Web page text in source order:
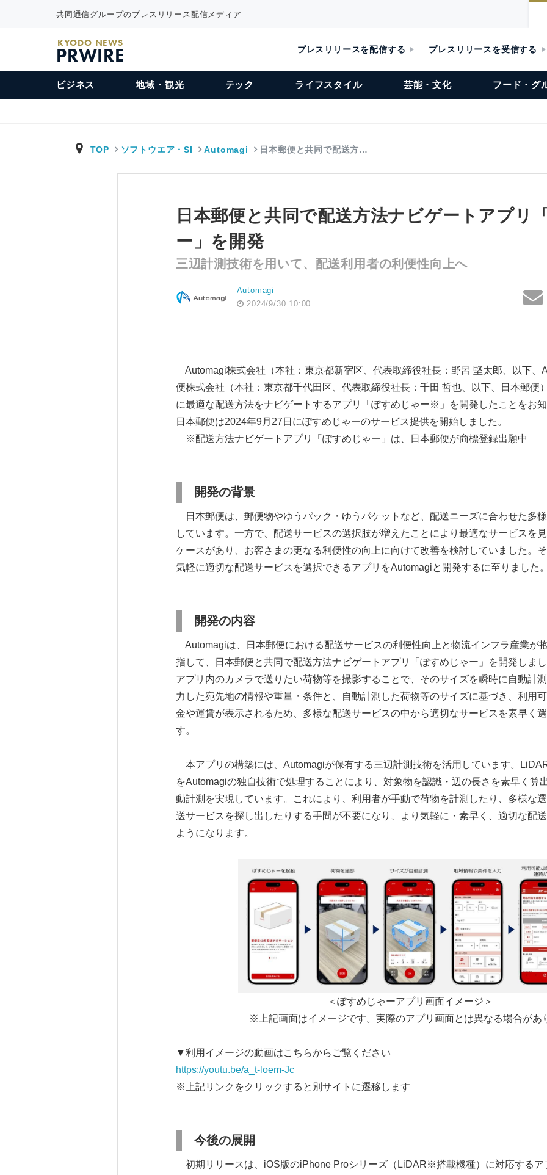
共同通信グループのプレスリリース配信メディア
KYODO NEWS
PRWIRE プレスリリースを配信する プレスリリースを受信する
ビジネス 地域・観光 テック ライフスタイル 芸能・文化 フード・グ
TOP ソフトウエア・SI Automagi 日本郵便と共同で配送方…
日本郵便と共同で配送方法ナビゲートアプリ
ー」を開発
三辺計測技術を用いて、配送利用者の利便性向上へ
Automagi
2024/9/30 10:00
Automagi株式会社（本社：東京都新宿区、代表取締役社長：野呂 堅太郎、以下、
便株式会社（本社：東京都千代田区、代表取締役社長：千田 哲也、以下、日本郵便
に最適な配送方法をナビゲートするアプリ「ぽすめじゃー※」を開発したことをお
日本郵便は2024年9月27日にぽすめじゃーのサービス提供を開始しました。
※配送方法ナビゲートアプリ「ぽすめじゃー」は、日本郵便が商標登録出願中
開発の背景
日本郵便は、郵便物やゆうパック・ゆうパケットなど、配送ニーズに合わせた多
しています。一方で、配送サービスの選択肢が増えたことにより最適なサービスを
ケースがあり、お客さまの更なる利便性の向上に向けて改善を検討していました。
気軽に適切な配送サービスを選択できるアプリをAutomagiと開発するに至りました
開発の内容
Automagiは、日本郵便における配送サービスの利便性向上と物流インフラ産業が
指して、日本郵便と共同で配送方法ナビゲートアプリ「ぽすめじゃー」を開発しま
アプリ内のカメラで送りたい荷物等を撮影することで、そのサイズを瞬時に自動計
力した宛先地の情報や重量・条件と、自動計測した荷物等のサイズに基づき、利用
金や運賃が表示されるため、多様な配送サービスの中から適切なサービスを素早く
す。
本アプリの構築には、Automagiが保有する三辺計測技術を活用しています。
をAutomagiの独自技術で処理することにより、対象物を認識・辺の長さを素早く算
動計測を実現しています。これにより、利用者が手動で荷物を計測したり、多様な
送サービスを探し出したりする手間が不要になり、より気軽に・素早く、適切な配
ようになります。
＜ぽすめじゃーアプリ画面イメージ＞
※上記画面はイメージです。実際のアプリ画面とは異なる場合があ
▼利用イメージの動画はこちらからご覧ください
https://youtu.be/a_t-loem-Jc
※上記リンクをクリックすると別サイトに遷移します
今後の展開
初期リリースは、iOS版のiPhone Proシリーズ（LiDAR※搭載機種）に対応するア